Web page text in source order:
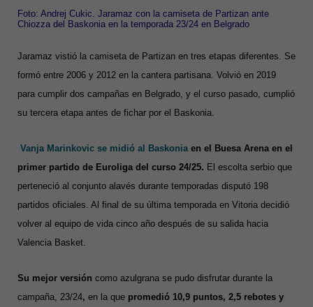
Foto: Andrej Cukic. Jaramaz con la camiseta de Partizan ante
Chiozza del Baskonia en la temporada 23/24 en Belgrado
Jaramaz vistió la camiseta de Partizan en tres etapas diferentes. Se
formó entre 2006 y 2012 en la cantera partisana. Volvió en 2019
para cumplir dos campañas en Belgrado, y el curso pasado, cumplió
su tercera etapa antes de fichar por el Baskonia.
Vanja Marinkovic se midió al Baskonia en el Buesa Arena en el
primer partido de Euroliga del curso 24/25. El escolta serbio que
perteneció al conjunto alavés durante temporadas disputó 198
partidos oficiales. Al final de su última temporada en Vitoria decidió
volver al equipo de vida cinco año después de su salida hacia
Valencia Basket.
Su mejor versión como azulgrana se pudo disfrutar durante la
campaña, 23/24, en la que promedió 10,9 puntos, 2,5 rebotes y